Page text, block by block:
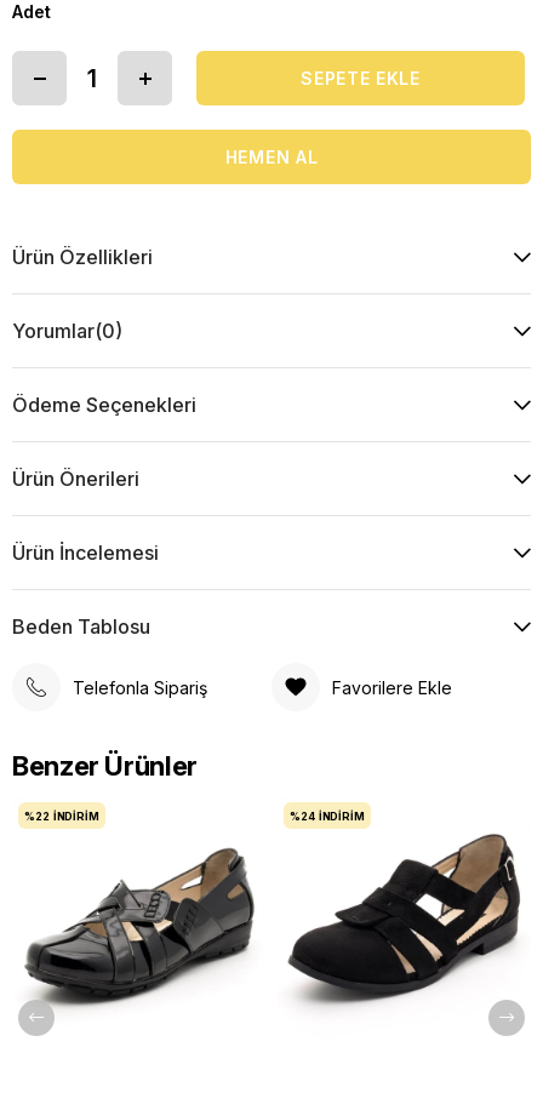
Adet
Ürün Özellikleri
Yorumlar(0)
Ödeme Seçenekleri
Ürün Önerileri
Ürün İncelemesi
Beden Tablosu
Telefonla Sipariş Favorilere Ekle
Benzer Ürünler
%22 İNDIRIM %24 İNDIRIM